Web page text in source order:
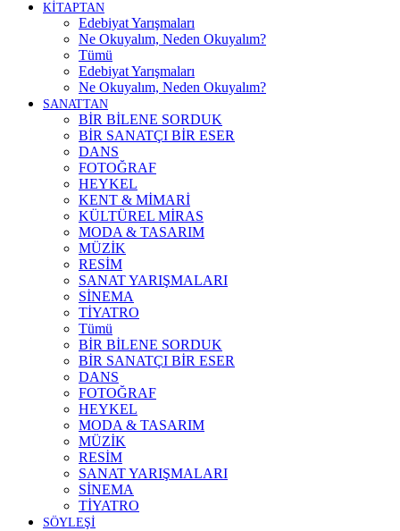
KİTAPTAN
Edebiyat Yarışmaları
Ne Okuyalım, Neden Okuyalım?
Tümü
Edebiyat Yarışmaları
Ne Okuyalım, Neden Okuyalım?
SANATTAN
BİR BİLENE SORDUK
BİR SANATÇI BİR ESER
DANS
FOTOĞRAF
HEYKEL
KENT & MİMARİ
KÜLTÜREL MİRAS
MODA & TASARIM
MÜZİK
RESİM
SANAT YARIŞMALARI
SİNEMA
TİYATRO
Tümü
BİR BİLENE SORDUK
BİR SANATÇI BİR ESER
DANS
FOTOĞRAF
HEYKEL
MODA & TASARIM
MÜZİK
RESİM
SANAT YARIŞMALARI
SİNEMA
TİYATRO
SÖYLEŞİ